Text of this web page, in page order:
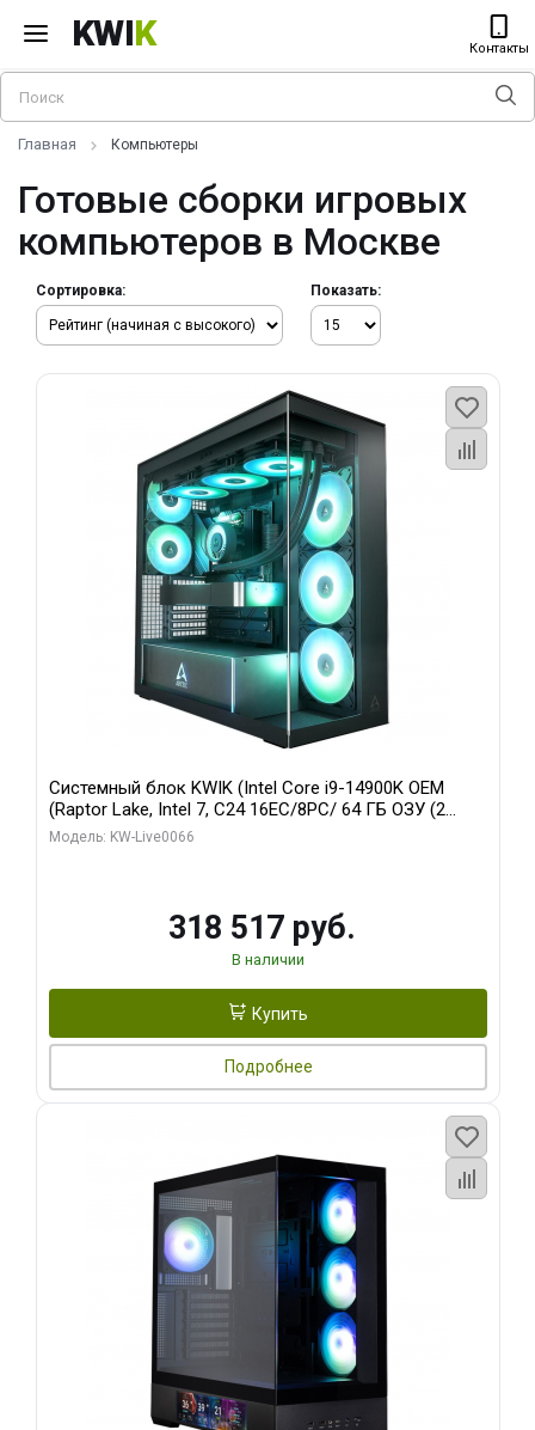
KWIK Контакты
Главная Компьютеры
Готовые сборки игровых
компьютеров в Москве
Сортировка: Показать:
Системный блок KWIK (Intel Core i9-14900K OEM
(Raptor Lake, Intel 7, C24 16EC/8PC/ 64 ГБ ОЗУ (2
модуля)/ Gigabyte RTX5080 XTREME WATERFORCE
Модель: KW-Live0066
318 517 руб.
В наличии
Купить
Подробнее